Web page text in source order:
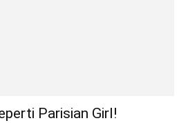
Parisian Girl!